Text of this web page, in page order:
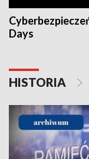
Days
HISTORIA